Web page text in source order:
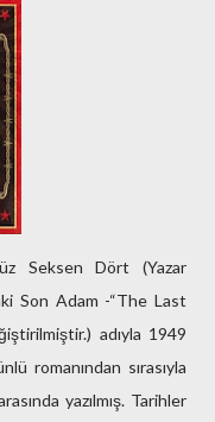
Seksen Dört (Yazar
Son Adam -“The Last
adıyla 1949
romanından sırasıyla
yazılmış. Tarihler